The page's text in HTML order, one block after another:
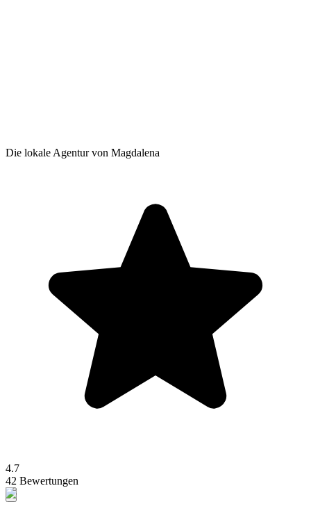
Die lokale Agentur von Magdalena
4.7
42 Bewertungen